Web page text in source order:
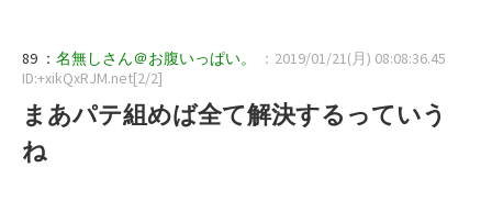
89 ： 名無しさん＠お腹いっぱい。
：2019/01/21(月) 08:08:36.45
ID:+xikQxRJM.net[2/2]
まあパテ組めば全て解決するっていう
ね